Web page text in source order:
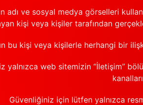
adı ve sosyal medya görselleri
kişi veya kişiler tarafından
bu kişi veya kişilerle herhangi bir
web sitemizin “İletişim”
Güvenliğiniz için lütfen yalnızca